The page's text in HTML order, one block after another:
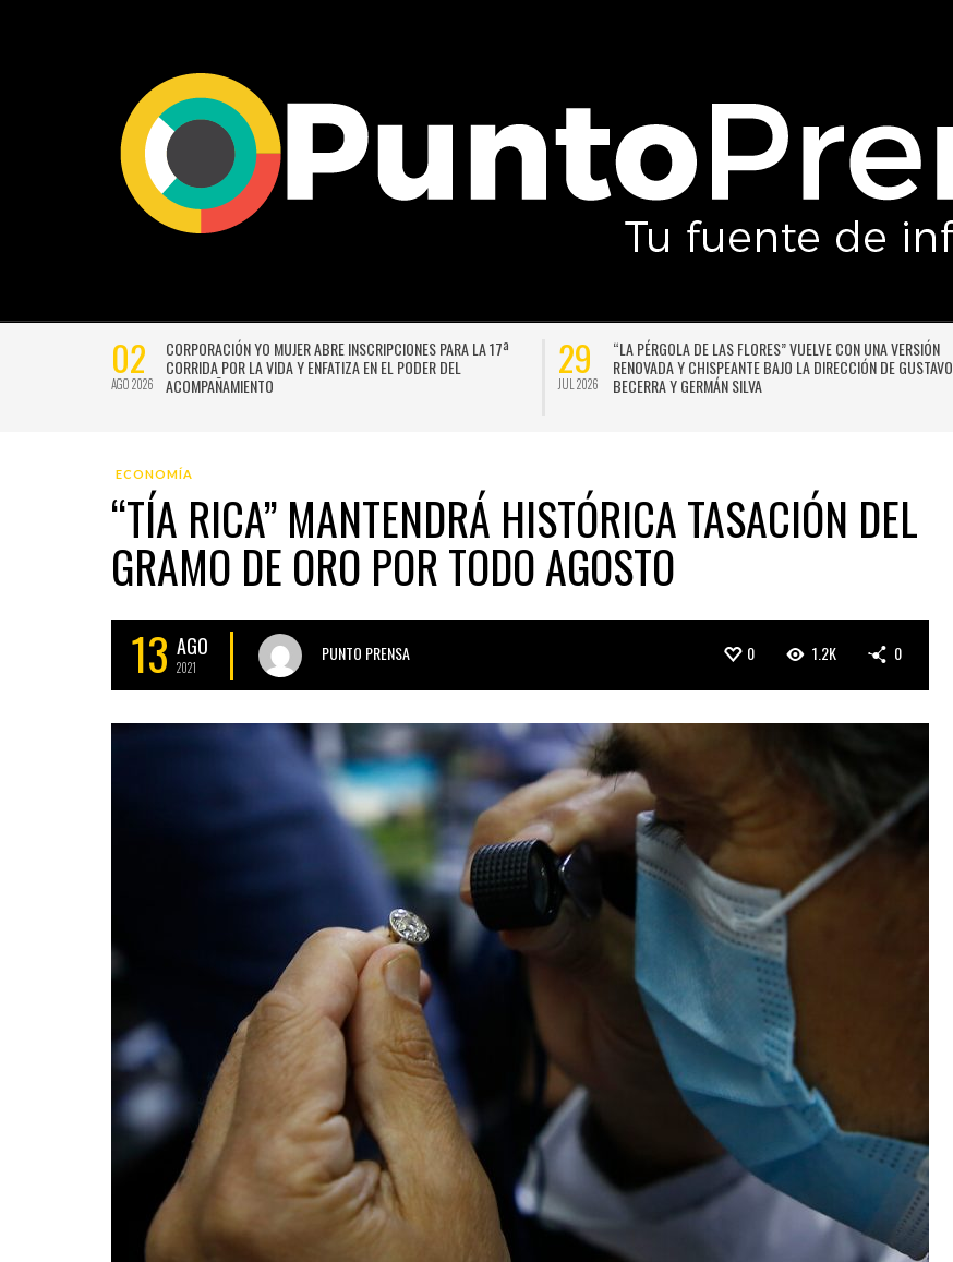
02
AGO 2026
CORPORACIÓN YO MUJER ABRE INSCRIPCIONES PARA LA 17ª
CORRIDA POR LA VIDA Y ENFATIZA EN EL PODER DEL
ACOMPAÑAMIENTO
29
JUL 2026
“LA PÉRGOLA DE LAS FLORES” VUELVE CON UNA VERSIÓN
RENOVADA Y CHISPEANTE BAJO LA DIRECCIÓN DE GUSTAVO
BECERRA Y GERMÁN SILVA
ECONOMÍA
“TÍA RICA” MANTENDRÁ HISTÓRICA TASACIÓN DEL
GRAMO DE ORO POR TODO AGOSTO
13 AGO
2021
PUNTO PRENSA 0 1.2K 0